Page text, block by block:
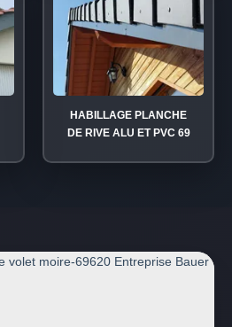
HABILLAGE PLANCHE
DE RIVE ALU ET PVC 69